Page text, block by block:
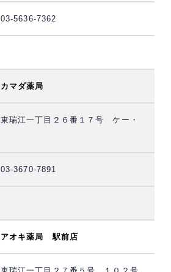
03-5636-7362
カマダ薬局
東瑞江一丁目２６番１７号 ケー・
03-3670-7891
アオキ薬局 駅前店